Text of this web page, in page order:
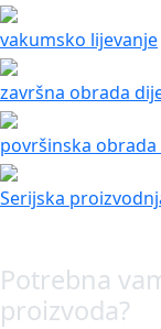
vakumsko lijevanje
završna obrada
površinska obrada
Serijska
Potrebna
proizvoda?